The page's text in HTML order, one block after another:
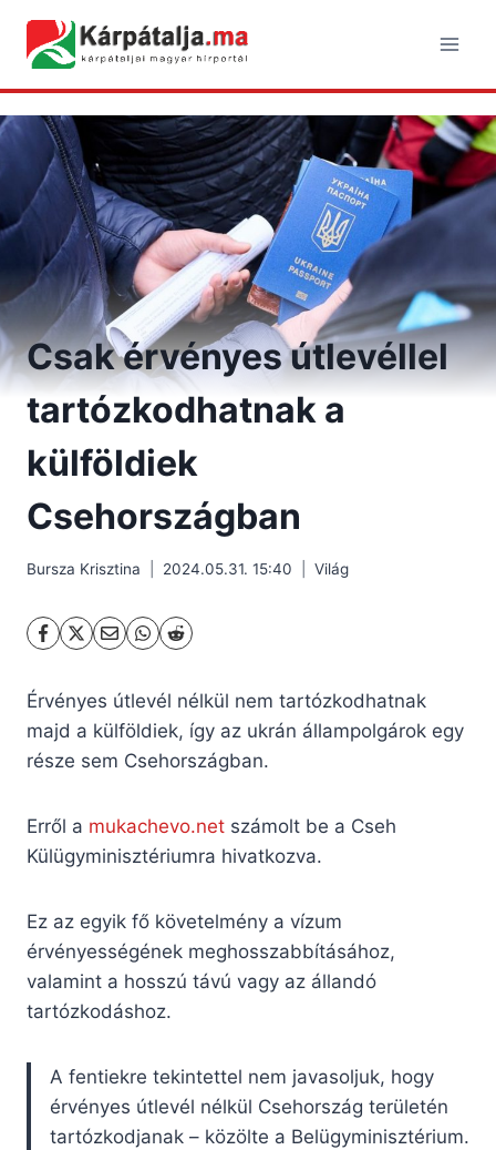
content
Csak érvényes útlevéllel
tartózkodhatnak a
külföldiek
Csehországban
Bursza Krisztina 2024.05.31. 15:40 Világ
Érvényes útlevél nélkül nem tartózkodhatnak
majd a külföldiek, így az ukrán állampolgárok egy
része sem Csehországban.
Erről a mukachevo.net számolt be a Cseh
Külügyminisztériumra hivatkozva.
Ez az egyik fő követelmény a vízum
érvényességének meghosszabbításához,
valamint a hosszú távú vagy az állandó
tartózkodáshoz.
A fentiekre tekintettel nem javasoljuk, hogy
érvényes útlevél nélkül Csehország területén
tartózkodjanak – közölte a Belügyminisztérium.